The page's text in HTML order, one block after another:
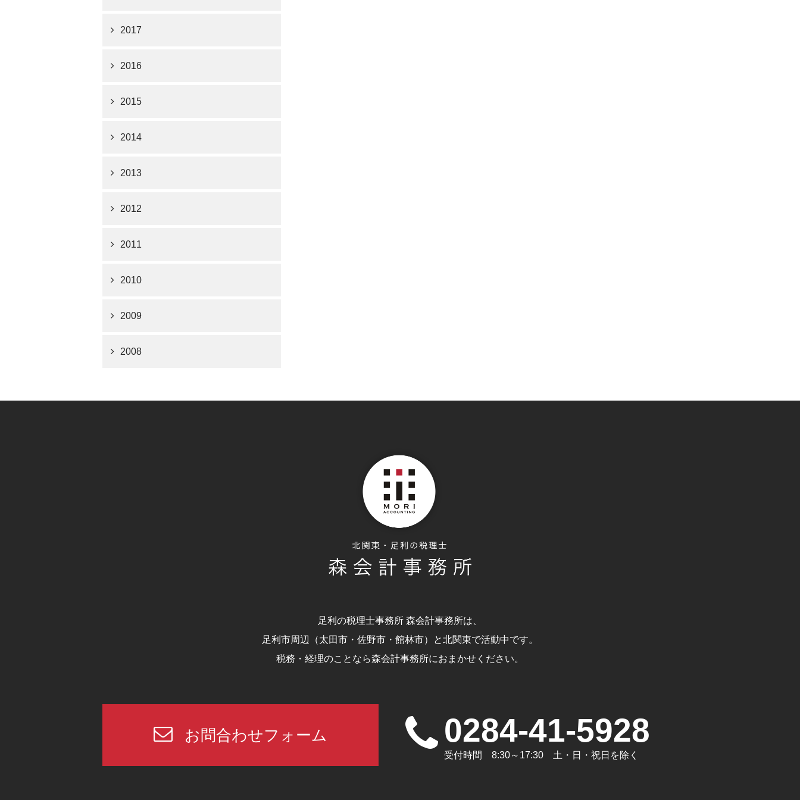
2017
2016
2015
2014
2013
2012
2011
2010
2009
2008
足利の税理士事務所 森会計事務所は、
足利市周辺（太田市・佐野市・館林市）と北関東で活動中です。
税務・経理のことなら森会計事務所におまかせください。
お問合わせフォーム 0284-41-5928
受付時間 8:30～17:30 土・日・祝日を除く